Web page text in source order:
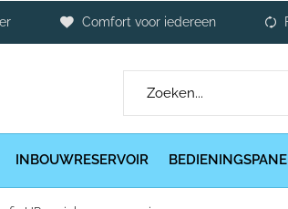
INBOUWRESERVOIR
Comfort voor iedereen